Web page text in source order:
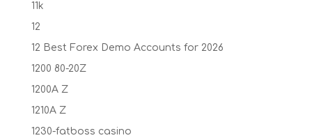
11k
12
12 Best Forex Demo Accounts for 2026
1200 80-20Z
1200A Z
1210A Z
1230-fatboss casino